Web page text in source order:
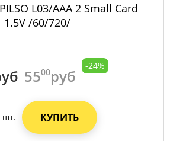
L03/AAA 2 Small Card
1.5V /60/720/
5500руб
-24%
шт. КУПИТЬ